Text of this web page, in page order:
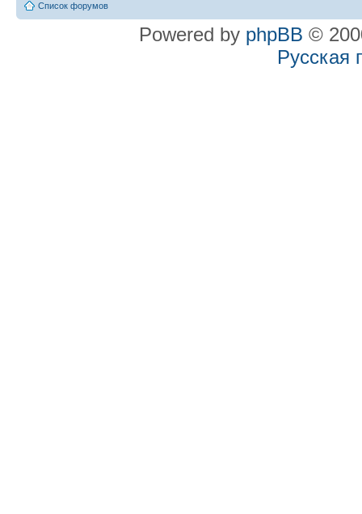
Список форумов
Powered by phpBB ©
Русская